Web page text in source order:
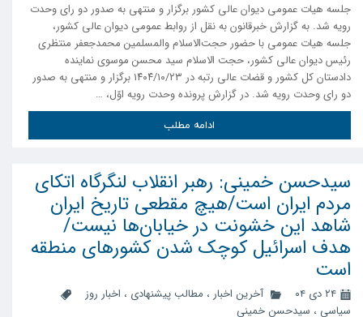
جلسه هیات عمومی دیوان عالی کشور برگزار و منتهی به صدور دو رای وحدت
رویه شد. به گزارش خبرقانون به نقل از روابط عمومی دیوان عالی کشور،
جلسه هیات عمومی با حضور حجت‌الاسلام والمسلمین محمدجعفر منتظری
رئیس دیوان عالی کشور، حجت الاسلام سید محسن موسوی نماینده
دادستان کل کشور و قضات عالی رتبه در ۱۴۰۴/۱۰/۲۳ برگزار و منتهی به صدور
دو رای وحدت رویه شد. در گزارش پرونده وحدت رویه اوّل، …
ادامه مطلب
سیدحسن خمینی: رهبر انقلاب لنگرگاه اتکای
مردم ایران است/هیچ مقطعی تاریخ ایران
شاهد این خشونت در خیابان‌ها نیست/
هدف اسرائیل کوچک شدن کشور‌های منطقه
است
۲۴ دی ۰۴ آخرین اخبار ، مطالب پیشنهادی ، اخبار روز
سیاسی ، سیدحسن خمینی